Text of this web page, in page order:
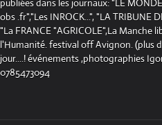
publiées dans les journaux: "LE
obs .fr","Les INROCK...", "LA
"La FRANCE "AGRICOLE",La Manche
l'Humanité. festival off Avignon. (plus
jour....! événements ,photographies
0785473094